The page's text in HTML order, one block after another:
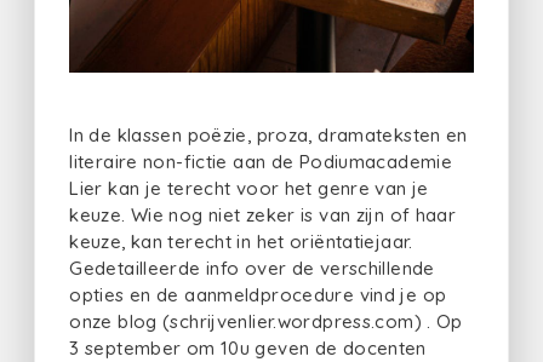
In de klassen poëzie, proza, dramateksten en
literaire non-fictie aan de Podiumacademie
Lier kan je terecht voor het genre van je
keuze. Wie nog niet zeker is van zijn of haar
keuze, kan terecht in het oriëntatiejaar.
Gedetailleerde info over de verschillende
opties en de aanmeldprocedure vind je op
onze blog (schrijvenlier.wordpress.com) . Op
3 september om 10u geven de docenten